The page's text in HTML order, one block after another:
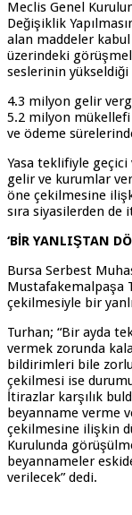
Meclis Genel
Değişiklik
alan maddeler
üzerindeki
seslerinin yükseldiği
4.3 milyon gelir
5.2 milyon
ve ödeme
Yasa teklifiyle geçici
gelir ve kurumlar
öne çekilmesine
sıra siyasilerden
‘BİR YANLIŞTAN
Bursa Serbest
Mustafakemalpaşa
çekilmesiyle bir
Turhan; “Bir ayda
vermek zorunda
bildirimleri bile
çekilmesi ise
İtirazlar karşılık
beyanname verme
çekilmesine ilişkin
Kurulunda
beyannameler
verilecek” dedi.